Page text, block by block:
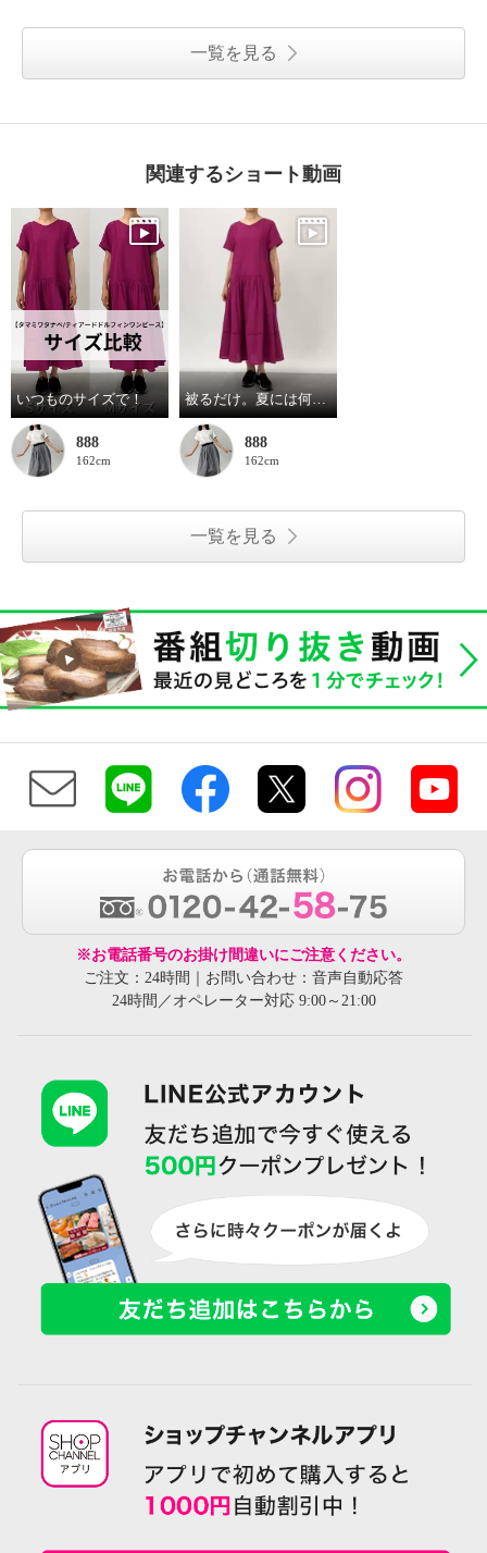
一覧を見る
関連するショート動画
いつものサイズで！
888
162cm
被るだけ。夏には何より！
888
162cm
一覧を見る
※お電話番号のお掛け間違いにご注意ください。
ご注文：24時間｜お問い合わせ：音声自動応答
24時間／オペレーター対応 9:00～21:00